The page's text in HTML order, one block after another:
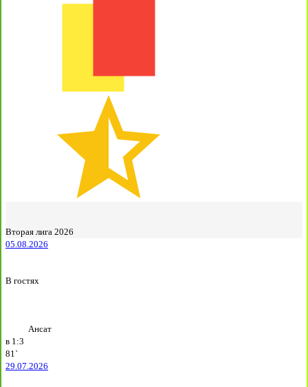
Вторая лига 2026
05.08.2026
В гостях
Ансат
в 1:3
81`
29.07.2026